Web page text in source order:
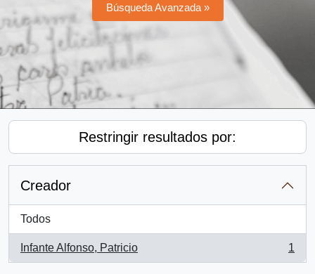
Búsqueda Avanzada »
Restringir resultados por:
Creador
Todos
Infante Alfonso, Patricio
, 1 resultados
1